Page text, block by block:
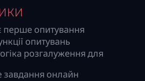
перше опитування
опитувань
розгалуження для
завдання онлайн